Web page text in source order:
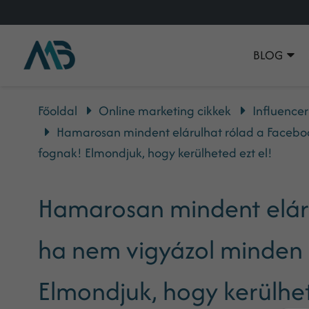
BLOG
Főoldal Online marketing cikkek
Hamarosan mindent elárulhat rólad a
fognak! Elmondjuk, hogy kerülheted ezt el!
Hamarosan mindent
ha nem vigyázol
Elmondjuk, hogy